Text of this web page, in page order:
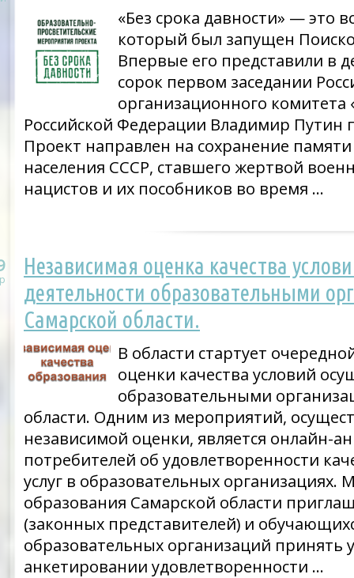
«Без срока давности» — это
который был запущен
Впервые его представили в
сорок первом заседании
организационного комитета
Российской Федерации Владимир Путин
Проект направлен на сохранение
населения СССР, ставшего жертвой
нацистов и их пособников во время …
Независимая оценка качества
деятельности образовательными
Самарской области.
В области стартует
оценки качества условий
образовательными
области. Одним из мероприятий,
независимой оценки, является онлайн-
потребителей об удовлетворенности
услуг в образовательных организациях.
образования Самарской области
(законных представителей) и
образовательных организаций принять
анкетировании удовлетворенности …